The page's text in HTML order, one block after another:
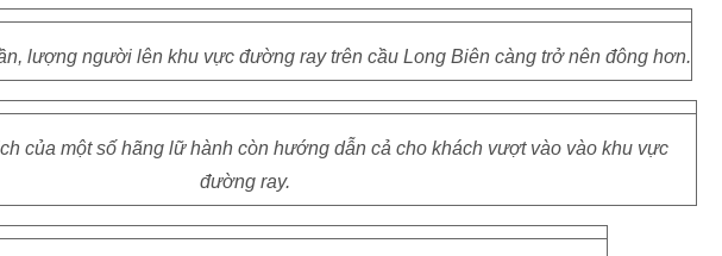
lượng người lên khu vực đường ray trên cầu Long Biên càng trở nên đông hơn.
của một số hãng lữ hành còn hướng dẫn cả cho khách vượt vào vào khu vực
đường ray.